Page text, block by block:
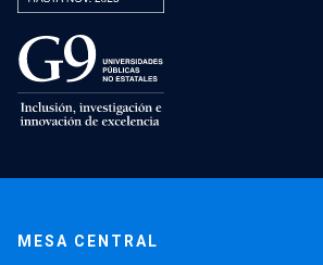
MESA CENTRAL